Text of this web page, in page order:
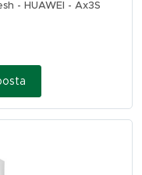
- HUAWEI - Ax3S